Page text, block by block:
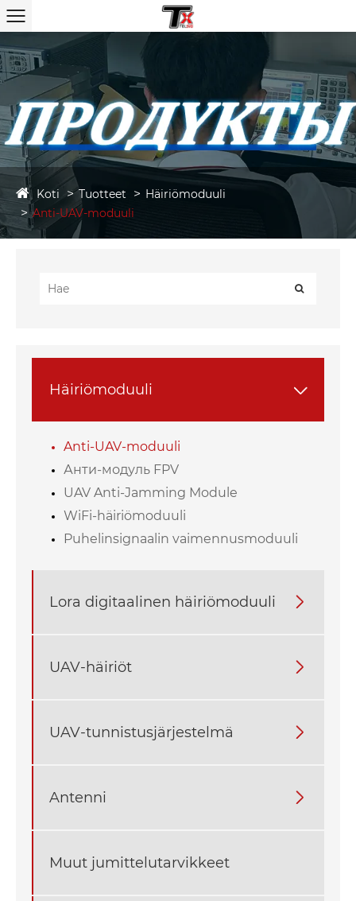
Koti Tuotteet
Häiriömoduuli
Anti-UAV-moduuli
Häiriömoduuli 
Anti-UAV-moduuli
Анти-модуль FPV
UAV Anti-Jamming Module
WiFi-häiriömoduuli
Puhelinsignaalin vaimennusmoduuli
Lora digitaalinen häiriömoduuli 
UAV-häiriöt 
UAV-tunnistusjärjestelmä 
Antenni 
Muut jumittelutarvikkeet